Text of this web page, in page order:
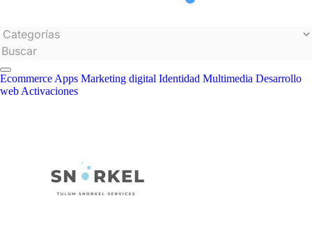
Ecommerce Apps Marketing digital Identidad Multimedia Desarrollo
web Activaciones